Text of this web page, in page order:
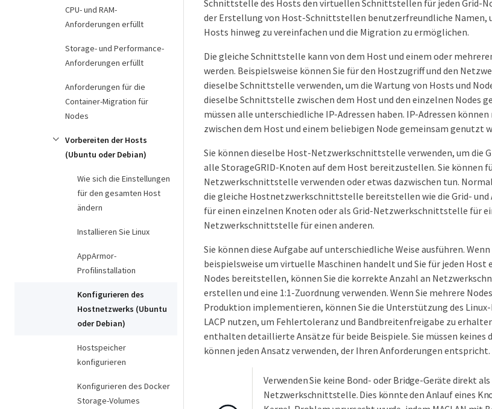
CPU- und RAM-
Anforderungen erfüllt
Storage- und Performance-
Anforderungen erfüllt
Anforderungen für die
Container-Migration für
Nodes
Vorbereiten der Hosts
(Ubuntu oder Debian)
Wie sich die Einstellungen
für den gesamten Host
ändern
Installieren Sie Linux
AppArmor-
Profilinstallation
Konfigurieren des
Hostnetzwerks (Ubuntu
oder Debian)
Hostspeicher
konfigurieren
Konfigurieren des Docker
Storage-Volumes
Schnittstelle des Hosts den virtuellen Schnittstellen für jeden Grid-
der Erstellung von Host-Schnittstellen benutzerfreundliche Namen,
Hosts hinweg zu vereinfachen und die Migration zu ermöglichen.
Die gleiche Schnittstelle kann von dem Host und einem oder
werden. Beispielsweise können Sie für den Hostzugriff und den
dieselbe Schnittstelle verwenden, um die Wartung von Hosts und
dieselbe Schnittstelle zwischen dem Host und den einzelnen Nodes
müssen alle unterschiedliche IP-Adressen haben. IP-Adressen
zwischen dem Host und einem beliebigen Node gemeinsam genutzt
Sie können dieselbe Host-Netzwerkschnittstelle verwenden, um
alle StorageGRID-Knoten auf dem Host bereitzustellen. Sie können
Netzwerkschnittstelle verwenden oder etwas dazwischen tun.
die gleiche Hostnetzwerkschnittstelle bereitstellen wie die Grid-
für einen einzelnen Knoten oder als Grid-Netzwerkschnittstelle für
Netzwerkschnittstelle für einen anderen.
Sie können diese Aufgabe auf unterschiedliche Weise ausführen.
beispielsweise um virtuelle Maschinen handelt und Sie für jeden Host
Nodes bereitstellen, können Sie die korrekte Anzahl an
erstellen und eine 1:1-Zuordnung verwenden. Wenn Sie mehrere
Produktion implementieren, können Sie die Unterstützung des
LACP nutzen, um Fehlertoleranz und Bandbreitenfreigabe zu
enthalten detaillierte Ansätze für beide Beispiele. Sie müssen keines
können jeden Ansatz verwenden, der Ihren Anforderungen entspricht.
Verwenden Sie keine Bond- oder Bridge-Geräte direkt
Netzwerkschnittstelle. Dies könnte den Anlauf eines